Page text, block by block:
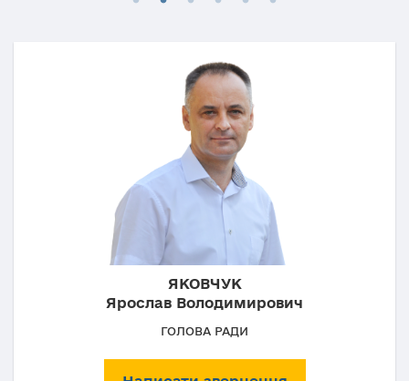
ЯКОВЧУК
Ярослав Володимирович
ГОЛОВА РАДИ